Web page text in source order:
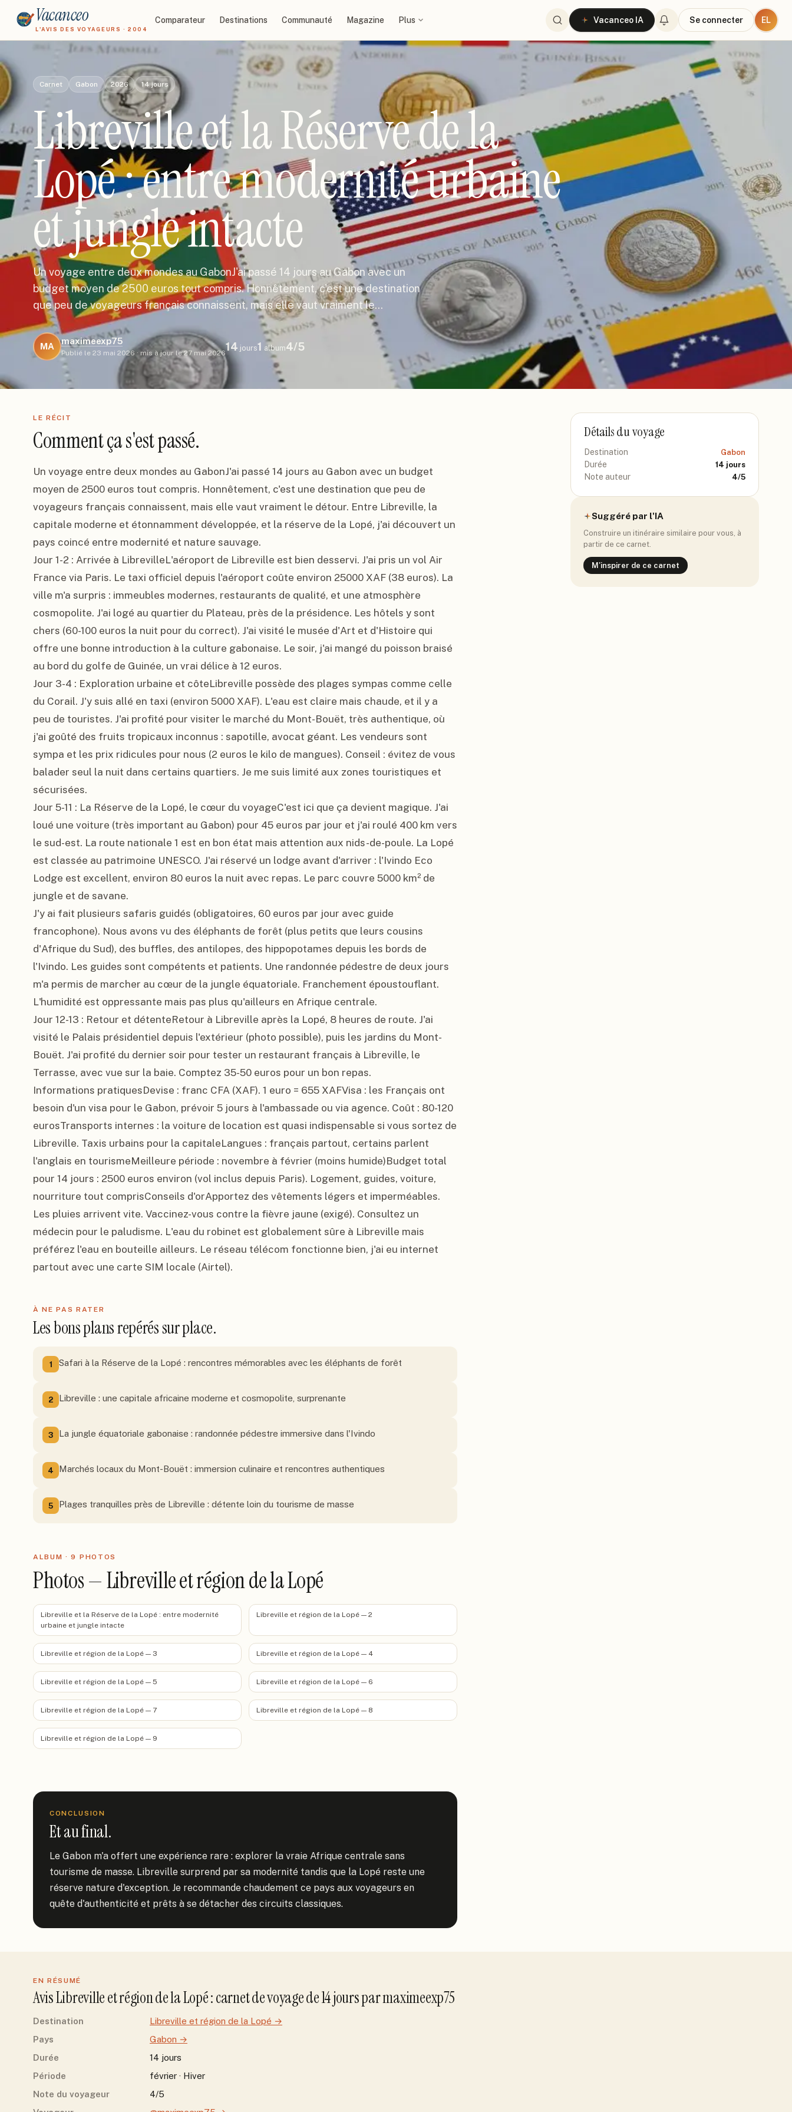
Vacanceo
L'AVIS DES VOYAGEURS · 2004
Comparateur Destinations Communauté Magazine Plus Vacanceo IA Se connecter EL
Carnet Gabon 2026 14jours
Libreville et la Réserve de la
Lopé : entre modernité urbaine
et jungle intacte
Un voyage entre deux mondes au GabonJ'ai passé 14 jours au Gabon avec un
budget moyen de 2500 euros tout compris. Honnêtement, c'est une destination
que peu de voyageurs français connaissent, mais elle vaut vraiment le…
MA
maximeexp75
Publié le 23 mai 2026 · mis à jour le 27 mai 2026
14 jours1 album4/5
LE RÉCIT
Comment ça s'est passé.
Un voyage entre deux mondes au GabonJ'ai passé 14 jours au Gabon avec un budget
moyen de 2500 euros tout compris. Honnêtement, c'est une destination que peu de
voyageurs français connaissent, mais elle vaut vraiment le détour. Entre Libreville, la
capitale moderne et étonnamment développée, et la réserve de la Lopé, j'ai découvert un
pays coincé entre modernité et nature sauvage.
Jour 1-2 : Arrivée à LibrevilleL'aéroport de Libreville est bien desservi. J'ai pris un vol Air
France via Paris. Le taxi officiel depuis l'aéroport coûte environ 25000 XAF (38 euros). La
ville m'a surpris : immeubles modernes, restaurants de qualité, et une atmosphère
cosmopolite. J'ai logé au quartier du Plateau, près de la présidence. Les hôtels y sont
chers (60-100 euros la nuit pour du correct). J'ai visité le musée d'Art et d'Histoire qui
offre une bonne introduction à la culture gabonaise. Le soir, j'ai mangé du poisson braisé
au bord du golfe de Guinée, un vrai délice à 12 euros.
Jour 3-4 : Exploration urbaine et côteLibreville possède des plages sympas comme celle
du Corail. J'y suis allé en taxi (environ 5000 XAF). L'eau est claire mais chaude, et il y a
peu de touristes. J'ai profité pour visiter le marché du Mont-Bouët, très authentique, où
j'ai goûté des fruits tropicaux inconnus : sapotille, avocat géant. Les vendeurs sont
sympa et les prix ridicules pour nous (2 euros le kilo de mangues). Conseil : évitez de vous
balader seul la nuit dans certains quartiers. Je me suis limité aux zones touristiques et
sécurisées.
Jour 5-11 : La Réserve de la Lopé, le cœur du voyageC'est ici que ça devient magique. J'ai
loué une voiture (très important au Gabon) pour 45 euros par jour et j'ai roulé 400 km vers
le sud-est. La route nationale 1 est en bon état mais attention aux nids-de-poule. La Lopé
est classée au patrimoine UNESCO. J'ai réservé un lodge avant d'arriver : l'Ivindo Eco
Lodge est excellent, environ 80 euros la nuit avec repas. Le parc couvre 5000 km² de
jungle et de savane.
J'y ai fait plusieurs safaris guidés (obligatoires, 60 euros par jour avec guide
francophone). Nous avons vu des éléphants de forêt (plus petits que leurs cousins
d'Afrique du Sud), des buffles, des antilopes, des hippopotames depuis les bords de
l'Ivindo. Les guides sont compétents et patients. Une randonnée pédestre de deux jours
m'a permis de marcher au cœur de la jungle équatoriale. Franchement époustouflant.
L'humidité est oppressante mais pas plus qu'ailleurs en Afrique centrale.
Jour 12-13 : Retour et détenteRetour à Libreville après la Lopé, 8 heures de route. J'ai
visité le Palais présidentiel depuis l'extérieur (photo possible), puis les jardins du Mont-
Bouët. J'ai profité du dernier soir pour tester un restaurant français à Libreville, le
Terrasse, avec vue sur la baie. Comptez 35-50 euros pour un bon repas.
Informations pratiquesDevise : franc CFA (XAF). 1 euro = 655 XAFVisa : les Français ont
besoin d'un visa pour le Gabon, prévoir 5 jours à l'ambassade ou via agence. Coût : 80-120
eurosTransports internes : la voiture de location est quasi indispensable si vous sortez de
Libreville. Taxis urbains pour la capitaleLangues : français partout, certains parlent
l'anglais en tourismeMeilleure période : novembre à février (moins humide)Budget total
pour 14 jours : 2500 euros environ (vol inclus depuis Paris). Logement, guides, voiture,
nourriture tout comprisConseils d'orApportez des vêtements légers et imperméables.
Les pluies arrivent vite. Vaccinez-vous contre la fièvre jaune (exigé). Consultez un
médecin pour le paludisme. L'eau du robinet est globalement sûre à Libreville mais
préférez l'eau en bouteille ailleurs. Le réseau télécom fonctionne bien, j'ai eu internet
partout avec une carte SIM locale (Airtel).
À NE PAS RATER
Les bons plans repérés sur place.
1 Safari à la Réserve de la Lopé : rencontres mémorables avec les éléphants de forêt
2 Libreville : une capitale africaine moderne et cosmopolite, surprenante
3 La jungle équatoriale gabonaise : randonnée pédestre immersive dans l'Ivindo
4 Marchés locaux du Mont-Bouët : immersion culinaire et rencontres authentiques
5 Plages tranquilles près de Libreville : détente loin du tourisme de masse
ALBUM ·9 PHOTOS
Photos — Libreville et région de la Lopé
Libreville et la Réserve de la Lopé : entre modernité
urbaine et jungle intacte
Libreville et région de la Lopé — 2
Libreville et région de la Lopé — 3 Libreville et région de la Lopé — 4
Libreville et région de la Lopé — 5 Libreville et région de la Lopé — 6
Libreville et région de la Lopé — 7 Libreville et région de la Lopé — 8
Libreville et région de la Lopé — 9
CONCLUSION
Et au final.
Le Gabon m'a offert une expérience rare : explorer la vraie Afrique centrale sans
tourisme de masse. Libreville surprend par sa modernité tandis que la Lopé reste une
réserve nature d'exception. Je recommande chaudement ce pays aux voyageurs en
quête d'authenticité et prêts à se détacher des circuits classiques.
Détails du voyage
Destination Gabon
Durée 14 jours
Note auteur 4/5
Suggéré par l'IA
Construire un itinéraire similaire pour vous, à
partir de ce carnet.
M'inspirer de ce carnet
EN RÉSUMÉ
AvisLibreville et région de la Lopé: carnet de voyage de14joursparmaximeexp75
Destination Libreville et région de la Lopé →
Pays
Gabon →
Durée
14 jours
Période
février · Hiver
Note du voyageur
4/5